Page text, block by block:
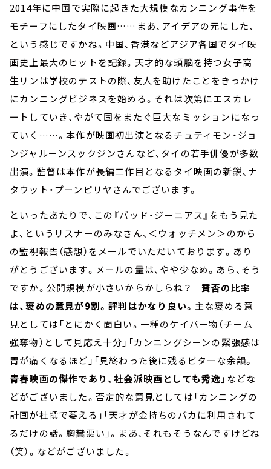
2014年に中国で実際に起きた大規模なカンニング事件を
モチーフにしたタイ映画……まあ、アイデアの元にした、
という感じですかね。中国、香港などアジア各国でタイ映
画史上最大のヒットを記録。天才的な頭脳を持つ女子高
生リンは学校のテストの際、友人を助けたことをきっかけ
にカンニングビジネスを始める。それは次第にエスカレ
ートしていき、やがて国をまたぐ巨大なミッションになっ
ていく……。本作が映画初出演となるチュティモン・ジョ
ンジャルーンスックジンさんなど、タイの若手俳優が多数
出演。監督は本作が長編二作目となるタイ映画の新鋭、ナ
タウット・プーンピリヤさんでございます。
といったあたりで、この『バッド・ジーニアス』をもう見た
よ、というリスナーのみなさん、＜ウォッチメン＞のから
の監視報告（感想）をメールでいただいております。あり
がとうございます。メールの量は、やや少なめ。あら、そう
ですか。公開規模が小さいからかしらね？ 賛否の比率
は、褒めの意見が9割。評判はかなり良い。 主な褒める意
見としては「とにかく面白い。一種のケイパー物（チーム
強奪物）として見応え十分」「カンニングシーンの緊張感は
胃が痛くなるほど」「見終わった後に残るビターな余韻。
青春映画の傑作であり、社会派映画としても秀逸 」などな
どがございました。否定的な意見としては「カンニングの
計画が杜撰で萎える」「天才が金持ちのバカに利用されて
るだけの話。胸糞悪い」。まあ、それもそうなんですけどね
（笑）。などがございました。